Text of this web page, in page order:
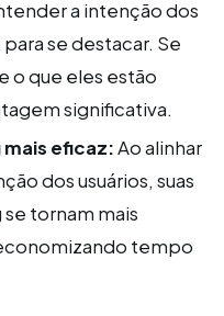
a intenção dos
se destacar. Se
o que eles estão
significativa.
eficaz:Ao alinhar
dos usuários, suas
tornam mais
tempo